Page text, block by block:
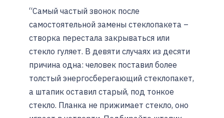
“Самый частый звонок после
самостоятельной замены стеклопакета –
створка перестала закрываться или
стекло гуляет. В девяти случаях из десяти
причина одна: человек поставил более
толстый энергосберегающий стеклопакет,
а штапик оставил старый, под тонкое
стекло. Планка не прижимает стекло, оно